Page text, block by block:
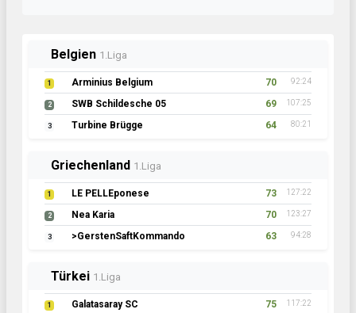
Belgien 1.Liga
1 Arminius Belgium 70 92:24
2 SWB Schildesche 05 69 107:25
3 Turbine Brügge 64 80:21
Griechenland 1.Liga
1 LE PELLEponese 73 127:22
2 Nea Karia 70 123:27
3 >GerstenSaftKommando 63 94:28
Türkei 1.Liga
1 Galatasaray SC 75 117:22